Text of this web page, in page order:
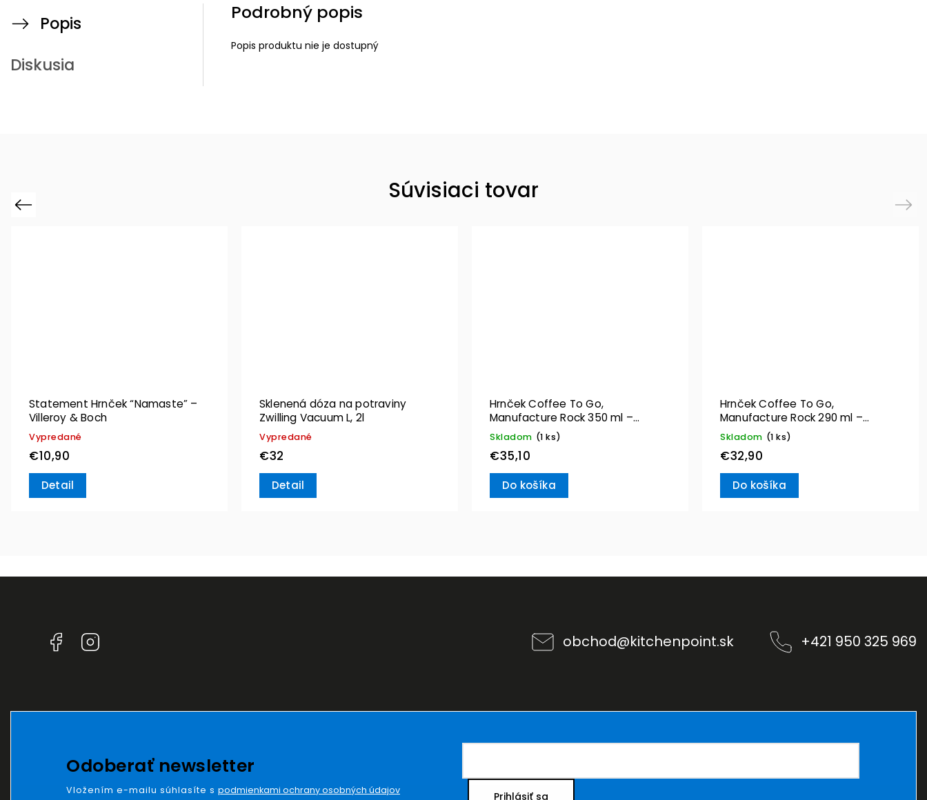
Popis
Diskusia
Podrobný popis
Popis produktu nie je dostupný
Súvisiaci tovar
Previous
Statement Hrnček “Namaste” –
Villeroy & Boch
Vypredané
€10,90
Detail
Sklenená dóza na potraviny
Zwilling Vacuum L, 2l
Vypredané
€32
Detail
Hrnček Coffee To Go,
Manufacture Rock 350 ml –
Villeroy & Boch
Skladom (1 ks)
€35,10
Do košíka
Hrnček Coffee To Go,
Manufacture Rock 290 ml –
Villeroy & Boch
Skladom (1 ks)
€32,90
Do košíka
Next
Facebook obchod@kitchenpoint.sk +421 950 325 969
Odoberať newsletter
Vložením e-mailu súhlasíte s podmienkami ochrany osobných údajov Prihlásiť sa